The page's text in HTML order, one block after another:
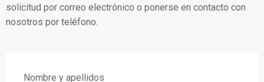
solicitud por correo electrónico o ponerse en contacto con
nosotros por teléfono.
Nombre y apellidos